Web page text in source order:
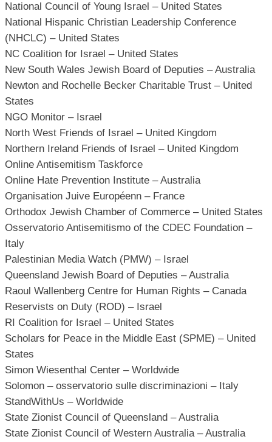
National Council of Young Israel – United States
National Hispanic Christian Leadership Conference
(NHCLC) – United States
NC Coalition for Israel – United States
New South Wales Jewish Board of Deputies – Australia
Newton and Rochelle Becker Charitable Trust – United
States
NGO Monitor – Israel
North West Friends of Israel – United Kingdom
Northern Ireland Friends of Israel – United Kingdom
Online Antisemitism Taskforce
Online Hate Prevention Institute – Australia
Organisation Juive Européenn – France
Orthodox Jewish Chamber of Commerce – United States
Osservatorio Antisemitismo of the CDEC Foundation –
Italy
Palestinian Media Watch (PMW) – Israel
Queensland Jewish Board of Deputies – Australia
Raoul Wallenberg Centre for Human Rights – Canada
Reservists on Duty (ROD) – Israel
RI Coalition for Israel – United States
Scholars for Peace in the Middle East (SPME) – United
States
Simon Wiesenthal Center – Worldwide
Solomon – osservatorio sulle discriminazioni – Italy
StandWithUs – Worldwide
State Zionist Council of Queensland – Australia
State Zionist Council of Western Australia – Australia